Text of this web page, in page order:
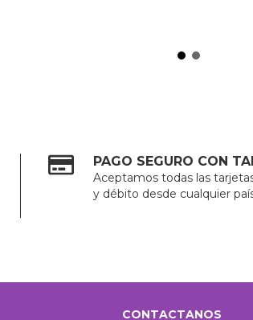
PAGO SEGURO CON
Aceptamos todas las
y débito desde cualquier
CONTACTANOS